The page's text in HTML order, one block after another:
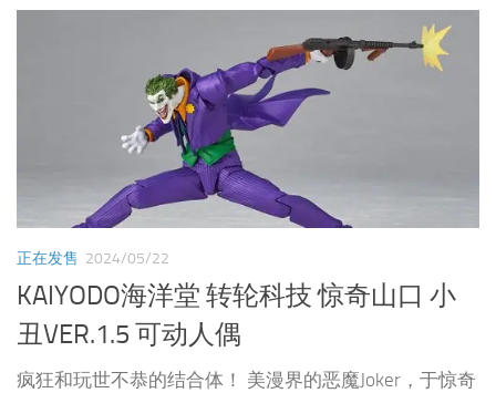
正在发售 2024/05/22
KAIYODO海洋堂 转轮科技 惊奇山口 小
丑VER.1.5 可动人偶
疯狂和玩世不恭的结合体！ 美漫界的恶魔Joker，于惊奇